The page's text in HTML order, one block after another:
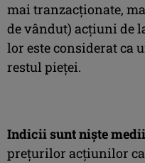
mai tranzacţionate,
de vândut) acţiuni de
lor este considerat ca
restul pieţei.
Indicii sunt nişte
preţurilor acţiunilor